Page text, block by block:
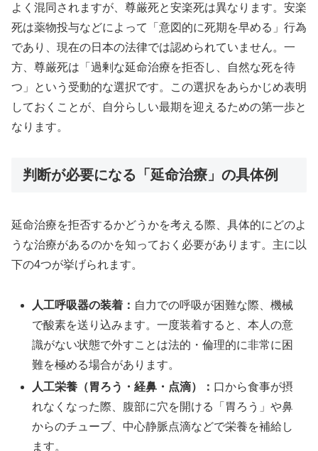
よく混同されますが、尊厳死と安楽死は異なります。安楽
死は薬物投与などによって「意図的に死期を早める」行為
であり、現在の日本の法律では認められていません。一
方、尊厳死は「過剰な延命治療を拒否し、自然な死を待
つ」という受動的な選択です。この選択をあらかじめ表明
しておくことが、自分らしい最期を迎えるための第一歩と
なります。
判断が必要になる「延命治療」の具体例
延命治療を拒否するかどうかを考える際、具体的にどのよ
うな治療があるのかを知っておく必要があります。主に以
下の4つが挙げられます。
人工呼吸器の装着： 自力での呼吸が困難な際、機械
で酸素を送り込みます。一度装着すると、本人の意
識がない状態で外すことは法的・倫理的に非常に困
難を極める場合があります。
人工栄養（胃ろう・経鼻・点滴）： 口から食事が摂
れなくなった際、腹部に穴を開ける「胃ろう」や鼻
からのチューブ、中心静脈点滴などで栄養を補給し
ます。